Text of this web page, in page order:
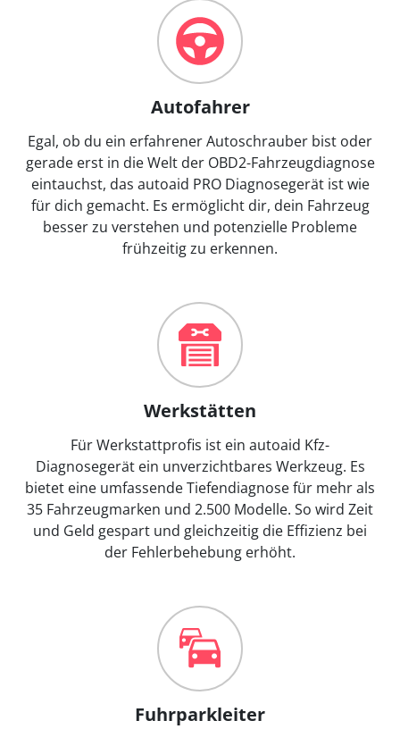
Autofahrer
Egal, ob du ein erfahrener Autoschrauber bist oder
gerade erst in die Welt der OBD2-Fahrzeugdiagnose
eintauchst, das autoaid PRO Diagnosegerät ist wie
für dich gemacht. Es ermöglicht dir, dein Fahrzeug
besser zu verstehen und potenzielle Probleme
frühzeitig zu erkennen.
Werkstätten
Für Werkstattprofis ist ein autoaid Kfz-
Diagnosegerät ein unverzichtbares Werkzeug. Es
bietet eine umfassende Tiefendiagnose für mehr als
35 Fahrzeugmarken und 2.500 Modelle. So wird Zeit
und Geld gespart und gleichzeitig die Effizienz bei
der Fehlerbehebung erhöht.
Fuhrparkleiter